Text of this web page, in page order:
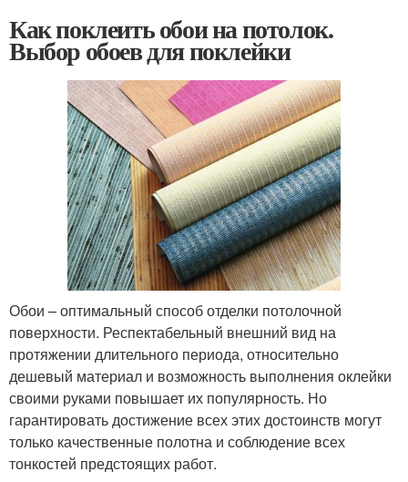
Как поклеить обои на потолок.
Выбор обоев для поклейки
Обои – оптимальный способ отделки потолочной
поверхности. Респектабельный внешний вид на
протяжении длительного периода, относительно
дешевый материал и возможность выполнения оклейки
своими руками повышает их популярность. Но
гарантировать достижение всех этих достоинств могут
только качественные полотна и соблюдение всех
тонкостей предстоящих работ.